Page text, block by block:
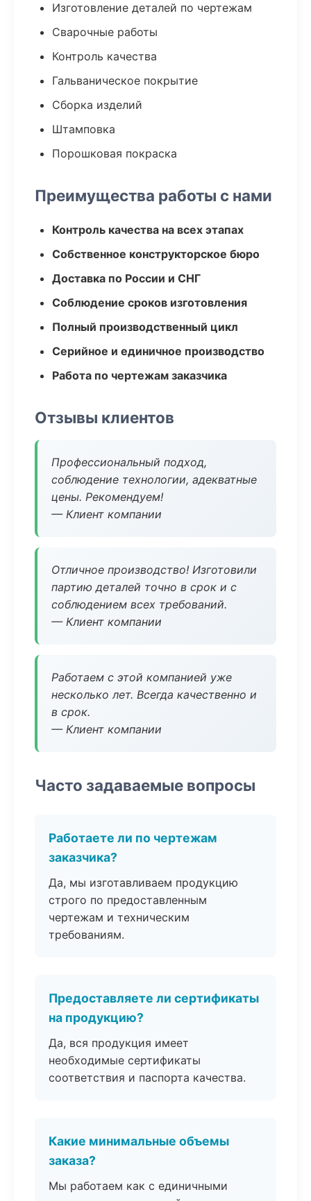
Изготовление деталей по чертежам
Сварочные работы
Контроль качества
Гальваническое покрытие
Сборка изделий
Штамповка
Порошковая покраска
Преимущества работы с нами
Контроль качества на всех этапах
Собственное конструкторское бюро
Доставка по России и СНГ
Соблюдение сроков изготовления
Полный производственный цикл
Серийное и единичное производство
Работа по чертежам заказчика
Отзывы клиентов
Профессиональный подход,
соблюдение технологии, адекватные
цены. Рекомендуем!
— Клиент компании
Отличное производство! Изготовили
партию деталей точно в срок и с
соблюдением всех требований.
— Клиент компании
Работаем с этой компанией уже
несколько лет. Всегда качественно и
в срок.
— Клиент компании
Часто задаваемые вопросы
Работаете ли по чертежам
заказчика?
Да, мы изготавливаем продукцию
строго по предоставленным
чертежам и техническим
требованиям.
Предоставляете ли сертификаты
на продукцию?
Да, вся продукция имеет
необходимые сертификаты
соответствия и паспорта качества.
Какие минимальные объемы
заказа?
Мы работаем как с единичными